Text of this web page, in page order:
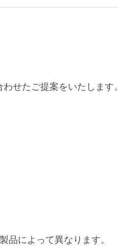
せたご提案をいたします。
によって異なります。